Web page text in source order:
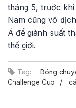
tháng 5, trước khi
Nam cũng vô
Á để giành suất
thế giới.
Tag: Bóng
Challenge Cup